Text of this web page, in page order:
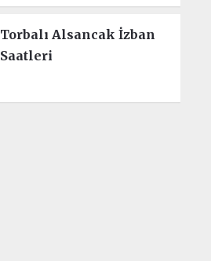
Torbalı Alsancak İzban
Saatleri